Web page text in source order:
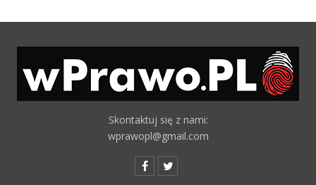
Skontaktuj się z nami:
wprawopl@gmail.com